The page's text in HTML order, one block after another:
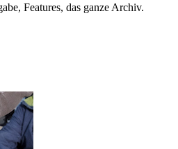
Features, das ganze Archiv.